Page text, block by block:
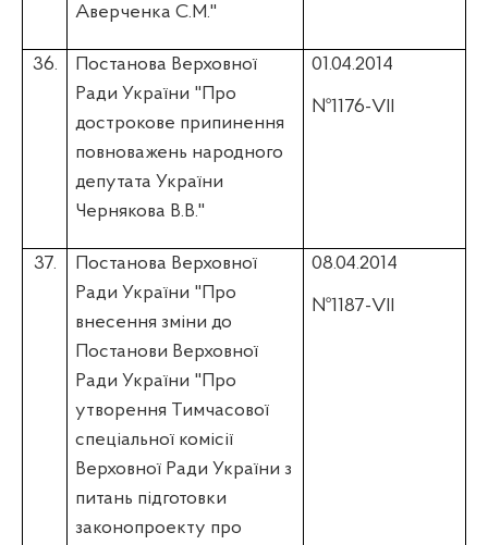
Аверченка С.М."
36.
Постанова Верховної
Ради України "Про
дострокове припинення
повноважень народного
депутата України
Чернякова В.В."
01.04.2014
№1176-VII
37.
Постанова Верховної
Ради України "Про
внесення зміни до
Постанови Верховної
Ради України "Про
утворення Тимчасової
спеціальної комісії
Верховної Ради України з
питань підготовки
законопроекту про
08.04.2014
№1187-VII